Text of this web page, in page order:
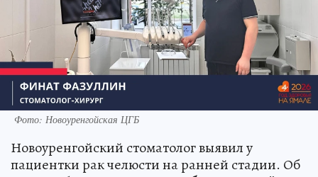
Фото: Новоуренгойская ЦГБ
Новоуренгойский стоматолог выявил у
пациентки рак челюсти на ранней стадии. Об